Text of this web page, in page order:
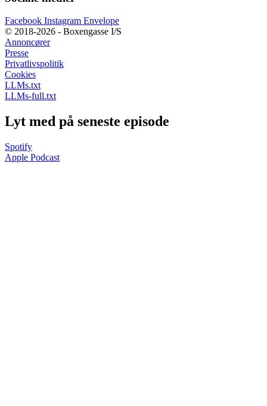
Facebook Instagram Envelope
© 2018-2026 - Boxengasse I/S
Annoncører
Presse
Privatlivspolitik
Cookies
LLMs.txt
LLMs-full.txt
Lyt med på seneste episode
Spotify
Apple Podcast